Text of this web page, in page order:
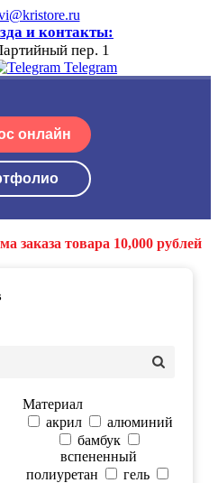
и контакты:
пер. 1
Telegram
онлайн
заказа товара 10,000 рублей
Материал
акрил
алюминий
бамбук
вспененный
полиуретан
гель